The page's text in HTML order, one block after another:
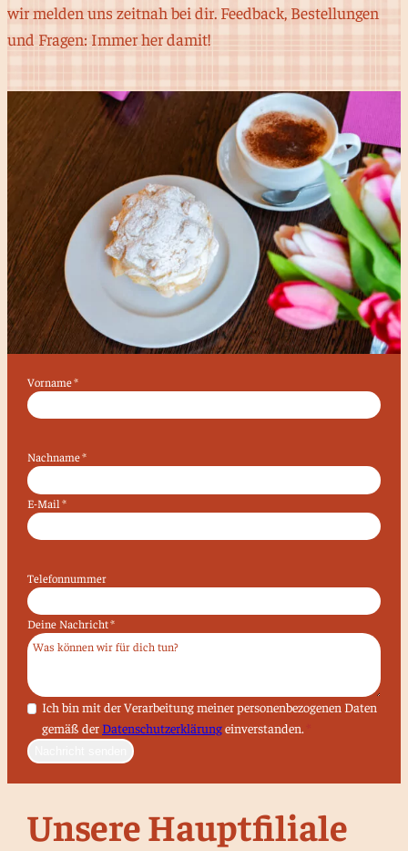
wir melden uns zeitnah bei dir. Feedback, Bestellungen
und Fragen: Immer her damit!
Vorname*
Nachname*
E-Mail*
Telefonnummer
Deine Nachricht*
Datenschutz
Ich bin mit der Verarbeitung meiner personenbezogenen Daten
gemäß der Datenschutzerklärungeinverstanden.
Unsere Hauptfiliale